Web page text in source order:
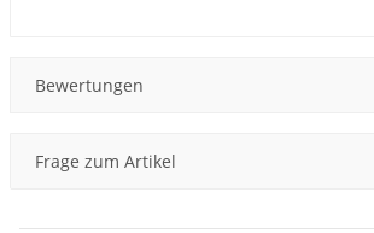
Bewertungen
Frage zum Artikel